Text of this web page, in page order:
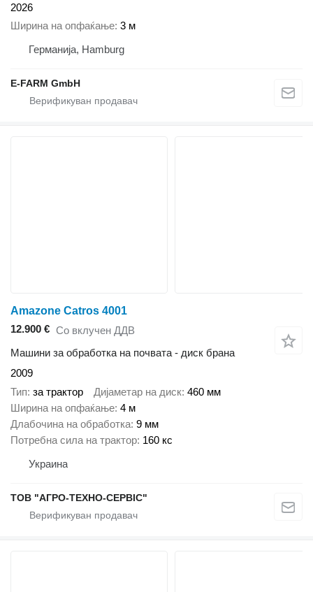
2026
Ширина на опфаќање 3 м
Германија, Hamburg
E-FARM GmbH
Amazone Catros 4001
12.900 € Со вклучен ДДВ
Машини за обработка на почвата - диск брана
2009
Тип за трактор Дијаметар на диск 460 мм
Ширина на опфаќање 4 м
Длабочина на обработка 9 мм
Потребна сила на трактор 160 кс
Украина
ТОВ "АГРО-ТЕХНО-СЕРВІС"